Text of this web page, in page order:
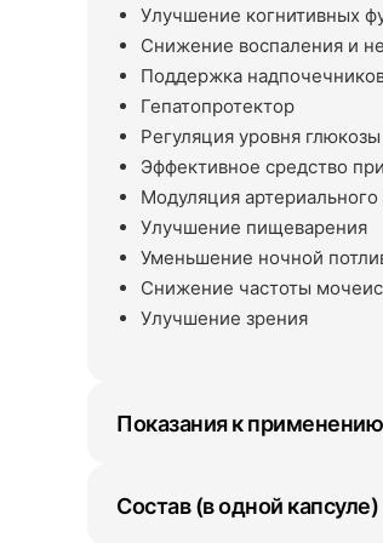
Улучшение когнитивных
Снижение воспаления и
Поддержка
Гепатопротектор
Регуляция уровня
Эффективное средство
Модуляция
Улучшение пищеварения
Уменьшение ночной
Снижение частоты
Улучшение зрения
Показания к применению
Состав (в одной капсуле)